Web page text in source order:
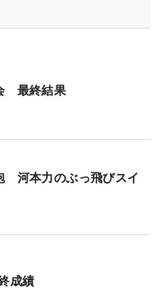
ったいなかった」と
うこと。練習するだ
よく頑張りました」
ハウスリーダーに立
ていた。「セカンド
があるかなと思っ
を2番アイアンでスラ
た」と最後まで諦め
最終結果
河本力のぶっ飛びスイ
成績